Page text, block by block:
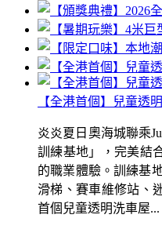
【全港首個】兒童透
炎炎夏日奧海城聯乘
訓練基地」，完美結
的職業體驗。訓練基
滑梯、賽車維修站、
首個兒童透明洗車屋...